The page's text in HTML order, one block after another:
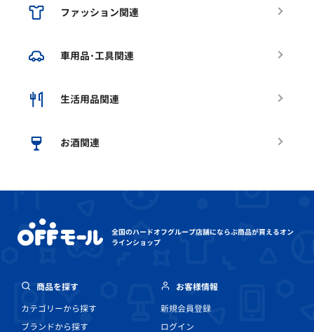
ファッション関連
車用品･工具関連
生活用品関連
お酒関連
全国のハードオフグループ店舗にならぶ商品が買えるオン
ラインショップ
商品を探す
カテゴリーから探す
ブランドから探す
お客様情報
新規会員登録
ログイン